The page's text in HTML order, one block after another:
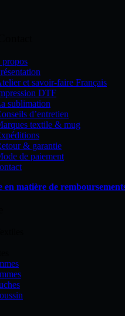
produit
et savoir-faire Français
DTF
sublimation
d’entretien
textile & mug
& garantie
de paiement
en matière de